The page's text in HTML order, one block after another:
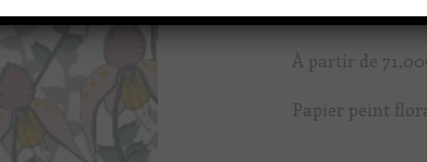
À partir de 71,00
Papier peint